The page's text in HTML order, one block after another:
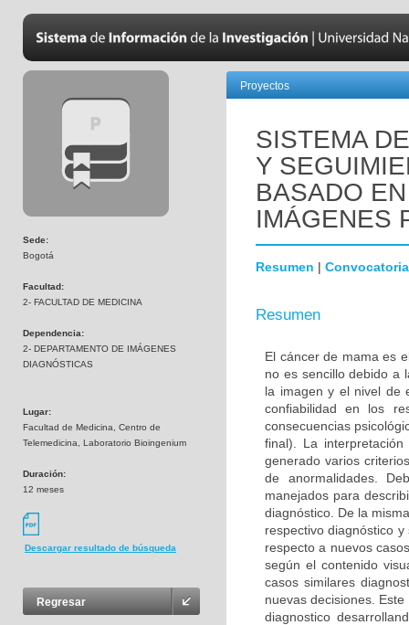
Sede:
Bogotá
Facultad:
2- FACULTAD DE MEDICINA
Dependencia:
2- DEPARTAMENTO DE IMÁGENES
DIAGNÓSTICAS
Lugar:
Facultad de Medicina, Centro de
Telemedicina, Laboratorio Bioingenium
Duración:
12 meses
Descargar resultado de búsqueda
Regresar
Proyectos
SISTEMA
Y
BASADO
IMÁGENES
Resumen | Convocatoria
Resumen
El cáncer de mama es
no es sencillo debido a
la imagen y el nivel de
confiabilidad en los
consecuencias
final). La
generado varios
de anormalidades.
manejados para
diagnóstico. De la
respectivo diagnóstico
respecto a nuevos
según el contenido
casos similares
nuevas decisiones.
diagnostico